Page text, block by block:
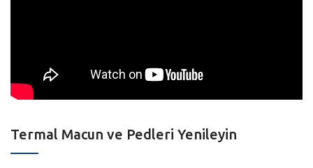
Termal Macun ve Pedleri Yenileyin